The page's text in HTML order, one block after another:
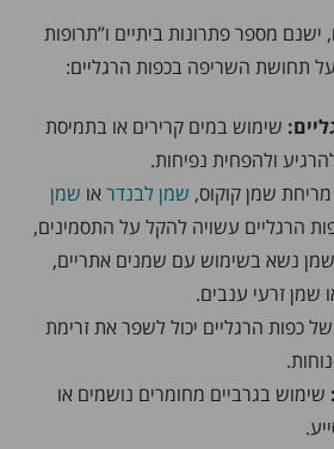
ישנם מספר פתרונות ביתיים ו”תרופות
תחושת השריפה בכפות הרגליים:
שימוש במים קרירים או בתמיסת
ולהפחית נפיחות.
מריחת שמן קוקוס, שמן לבנדר או שמן
הרגליים עשויה להקל על התסמינים,
נשא בשימוש עם שמנים אתריים,
שמן זרעי ענבים.
של כפות הרגליים יכול לשפר את זרימת
שימוש בגרביים מחומרים נושמים או